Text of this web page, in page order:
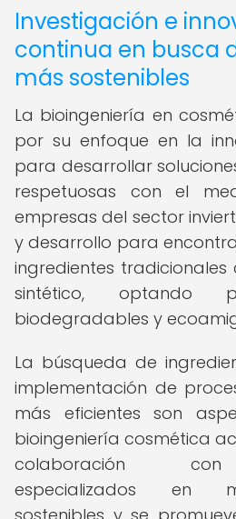
Investigación e
continua en busca
más sostenibles
La bioingeniería en
por su enfoque en la
para desarrollar
respetuosas con el
empresas del sector
y desarrollo para
ingredientes
sintético, optando
biodegradables y
La búsqueda de
implementación de
más eficientes son
bioingeniería cosmética
colaboración con
especializados en